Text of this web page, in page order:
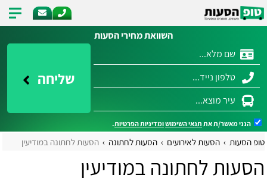
השוואת מחירי הסעות
שליחה
הנני מאשר/ת את תנאי השימושומדיניות הפרטיות.
טופ הסעות הסעות לאירועים הסעות לחתונה הסעות לחתונה במודיעין
הסעות לחתונה במודיעין